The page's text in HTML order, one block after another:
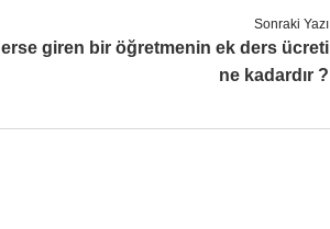
Sonraki Yazı
giren bir öğretmenin ek ders ücreti
ne kadardır ?